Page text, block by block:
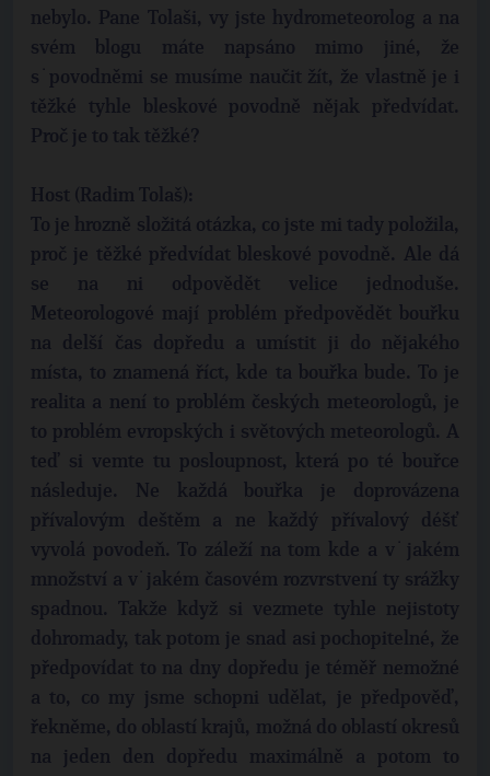
nebylo. Pane Tolaši, vy jste hydrometeorolog a na
svém blogu máte napsáno mimo jiné, že
s˙povodněmi se musíme naučit žít, že vlastně je i
těžké tyhle bleskové povodně nějak předvídat.
Proč je to tak těžké?
Host (Radim Tolaš):
To je hrozně složitá otázka, co jste mi tady položila,
proč je těžké předvídat bleskové povodně. Ale dá
se na ni odpovědět velice jednoduše.
Meteorologové mají problém předpovědět bouřku
na delší čas dopředu a umístit ji do nějakého
místa, to znamená říct, kde ta bouřka bude. To je
realita a není to problém českých meteorologů, je
to problém evropských i světových meteorologů. A
teď si vemte tu posloupnost, která po té bouřce
následuje. Ne každá bouřka je doprovázena
přívalovým deštěm a ne každý přívalový déšť
vyvolá povodeň. To záleží na tom kde a v˙jakém
množství a v˙jakém časovém rozvrstvení ty srážky
spadnou. Takže když si vezmete tyhle nejistoty
dohromady, tak potom je snad asi pochopitelné, že
předpovídat to na dny dopředu je téměř nemožné
a to, co my jsme schopni udělat, je předpověď,
řekněme, do oblastí krajů, možná do oblastí okresů
na jeden den dopředu maximálně a potom to